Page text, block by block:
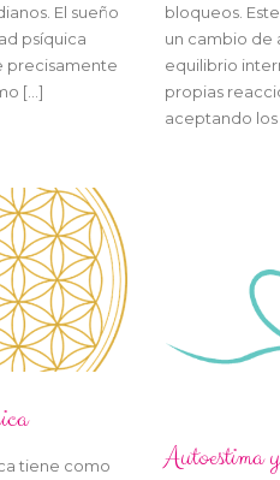
El sueño
psíquica
precisamente
[…]
bloqueos.
un cambio de
equilibrio
propias
aceptando los
tiene como
Autoestima